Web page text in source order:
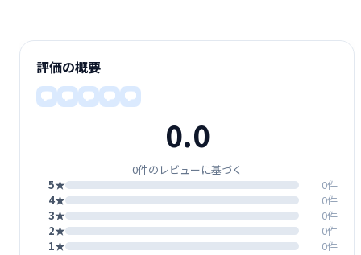
評価の概要
0.0
0件のレビューに基づく
5★
0件
4★
0件
3★
0件
2★
0件
1★
0件